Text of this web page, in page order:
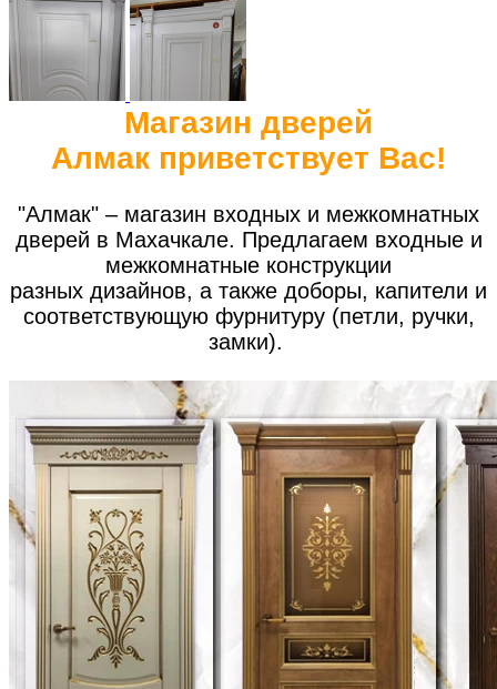
Магазин дверей
Алмак приветствует Вас!
"Алмак" – магазин входных и межкомнатных
дверей в Махачкале. Предлагаем входные и
межкомнатные конструкции
разных дизайнов, а также доборы, капители и
соответствующую фурнитуру (петли, ручки,
замки).